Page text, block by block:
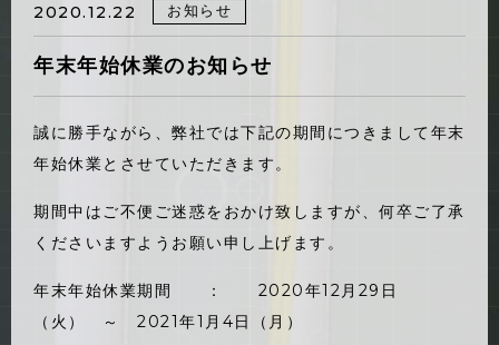
2020.12.22 お知らせ
年末年始休業のお知らせ
誠に勝手ながら、弊社では下記の期間につきまして年末
年始休業とさせていただきます。
期間中はご不便ご迷惑をおかけ致しますが、何卒ご了承
くださいますようお願い申し上げます。
年末年始休業期間 ： 2020年12月29日
（火） ～ 2021年1月4日（月）